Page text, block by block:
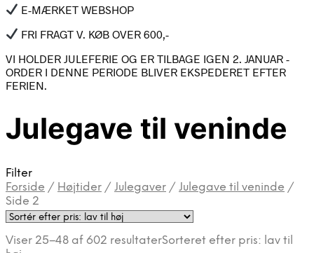
E-MÆRKET WEBSHOP
FRI FRAGT V. KØB OVER 600,-
VI HOLDER JULEFERIE OG ER TILBAGE IGEN 2. JANUAR -
ORDER I DENNE PERIODE BLIVER EKSPEDERET EFTER
FERIEN.
Julegave til veninde
Filter
Forside / Højtider / Julegaver / Julegave til veninde /
Side 2
Viser 25–48 af 602 resultaterSorteret efter pris: lav til